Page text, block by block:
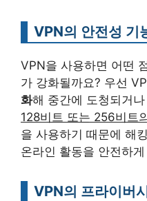
VPN의 안전성 기
VPN을 사용하면 어떤
가 강화될까요? 우선
화해 중간에 도청되거
128비트 또는 256비트
을 사용하기 때문에 해
온라인 활동을 안전하
VPN의 프라이버